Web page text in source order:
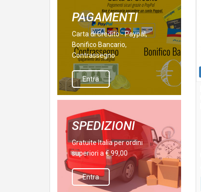
PAGAMENTI
Carta di Credito - Paypal,
Bonifico Bancario,
Contrassegno
Entra
SPEDIZIONI
Gratuite Italia per ordini
superiori a € 99,00
Entra